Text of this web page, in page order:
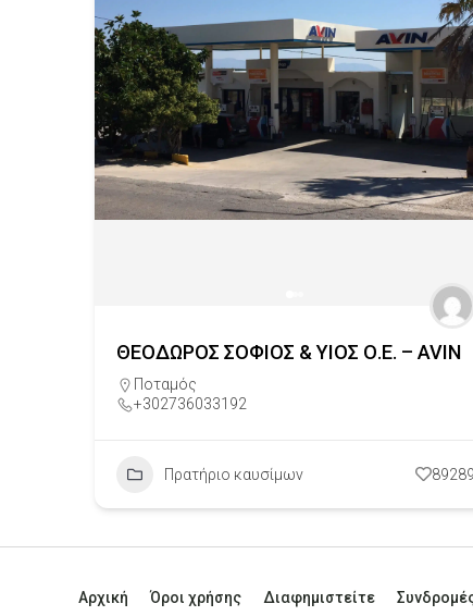
ΘΕΟΔΩΡΟΣ ΣΟΦΙΟΣ & ΥΙΟΣ Ο.Ε. – AVIN
Ποταμός
+302736033192
Πρατήριο καυσίμων 89289
Αρχική Όροι χρήσης Διαφημιστείτε